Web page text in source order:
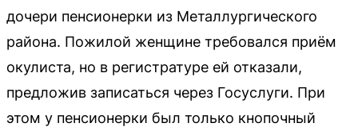
дочери пенсионерки из Металлургического
района. Пожилой женщине требовался приём
окулиста, но в регистратуре ей отказали,
предложив записаться через Госуслуги. При
этом у пенсионерки был только кнопочный